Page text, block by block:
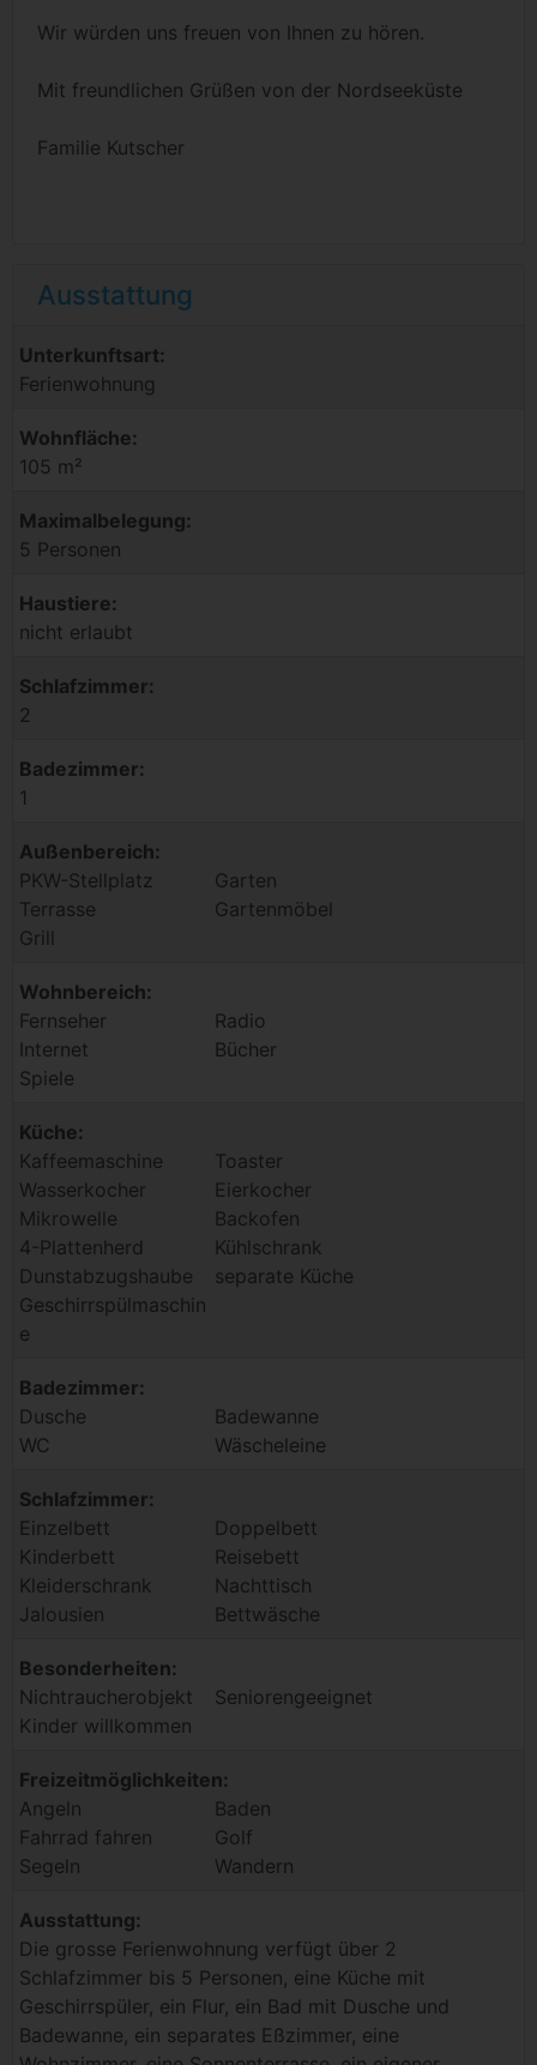
Wir würden uns freuen von Ihnen zu hören.
Mit freundlichen Grüßen von der Nordseeküste
Familie Kutscher
Ausstattung
Unterkunftsart:
Ferienwohnung
Wohnfläche:
105 m²
Maximalbelegung:
5 Personen
Haustiere:
nicht erlaubt
Schlafzimmer:
2
Badezimmer:
1
Außenbereich:
PKW-Stellplatz
Garten
Terrasse
Gartenmöbel
Grill
Wohnbereich:
Fernseher
Radio
Internet
Bücher
Spiele
Küche:
Kaffeemaschine
Toaster
Wasserkocher
Eierkocher
Mikrowelle
Backofen
4-Plattenherd
Kühlschrank
Dunstabzugshaube
separate Küche
Geschirrspülmaschin
e
Badezimmer:
Dusche
Badewanne
WC
Wäscheleine
Schlafzimmer:
Einzelbett
Doppelbett
Kinderbett
Reisebett
Kleiderschrank
Nachttisch
Jalousien
Bettwäsche
Besonderheiten:
Nichtraucherobjekt
Seniorengeeignet
Kinder willkommen
Freizeitmöglichkeiten:
Angeln
Baden
Fahrrad fahren
Golf
Segeln
Wandern
Ausstattung:
Die grosse Ferienwohnung verfügt über 2
Schlafzimmer bis 5 Personen, eine Küche mit
Geschirrspüler, ein Flur, ein Bad mit Dusche und
Badewanne, ein separates Eßzimmer, eine